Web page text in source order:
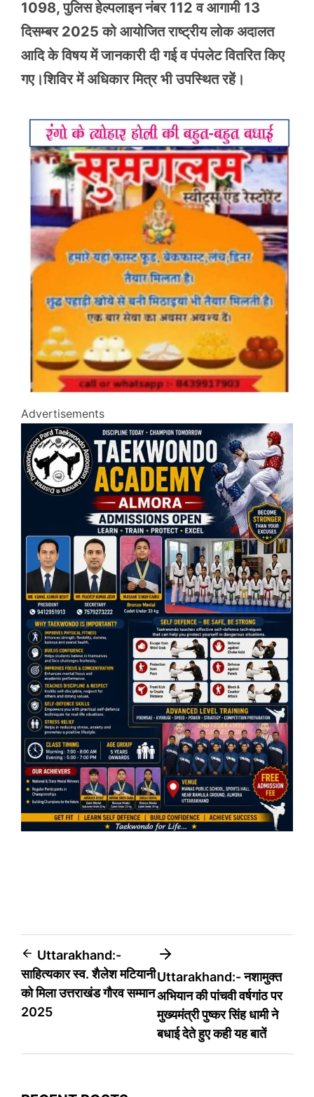
1098, पुलिस हेल्पलाइन नंबर 112 व आगामी 13
दिसम्बर 2025 को आयोजित राष्ट्रीय लोक अदालत
आदि के विषय में जानकारी दी गई व पंपलेट वितरित किए
गए।शिविर में अधिकार मित्र भी उपस्थित रहें। ‎
Advertisements
Post
navigation
Uttarakhand:-
साहित्यकार स्व. शैलेश मटियानी
को मिला उत्तराखंड गौरव सम्मान
2025
Uttarakhand:- नशामुक्त
अभियान की पांचवी वर्षगांठ पर
मुख्यमंत्री पुष्कर सिंह धामी ने
बधाई देते हुए कही यह बातें